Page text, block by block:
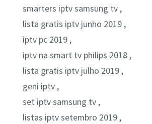
smarters iptv samsung tv ,
lista gratis iptv junho 2019 ,
iptv pc 2019 ,
iptv na smart tv philips 2018 ,
lista gratis iptv julho 2019 ,
geni iptv ,
set iptv samsung tv ,
listas iptv setembro 2019 ,